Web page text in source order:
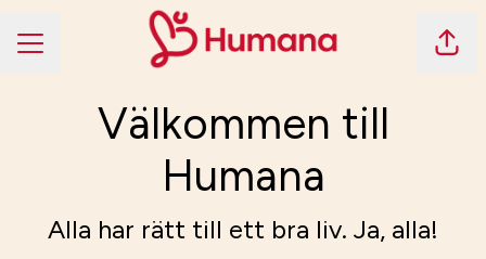
KARRIÄRMENY Dela
Välkommen till
Humana
Alla har rätt till ett bra liv. Ja, alla!